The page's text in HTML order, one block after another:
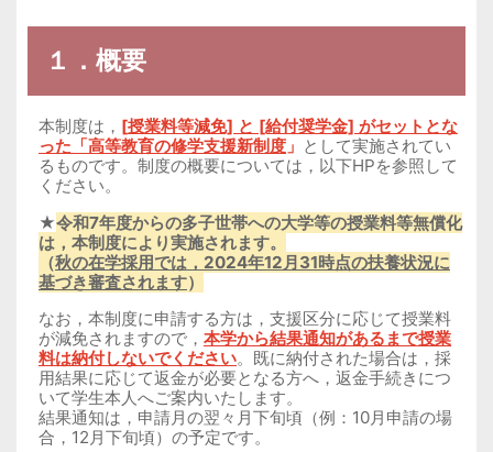
１．概要
本制度は， [授業料等減免] と [給付奨学金] がセットとな
った「高等教育の修学支援新制度 」 として実施されてい
るものです。制度の概要については，以下HPを参照して
ください。
★令和7年度からの多子世帯への大学等の授業料等無償化
は，本制度により実施されます。
（秋の在学採用では，2024年12月31時点の扶養状況に
基づき審査されます）
なお，本制度に申請する方は，支援区分に応じて授業料
が減免されますので， 本学から結果通知があるまで授業
料は納付しないでください。既に納付された場合は，採
用結果に応じて返金が必要となる方へ，返金手続きにつ
いて学生本人へご案内いたします。
結果通知は，申請月の翌々月下旬頃（例：10月申請の場
合，12月下旬頃）の予定です。